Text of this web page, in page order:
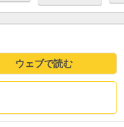
ウェブで読む